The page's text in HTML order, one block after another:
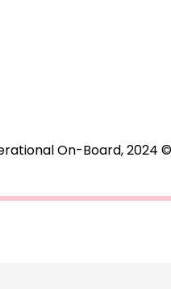
On-Board, 2024